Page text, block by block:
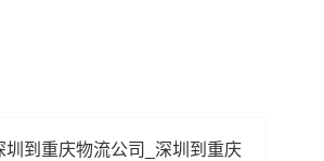
圳到重庆物流公司_深圳到重庆